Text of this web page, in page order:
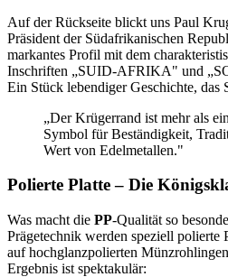
Auf der Rückseite blickt uns Paul
Präsident der Südafrikanischen
markantes Profil mit dem
Inschriften „SUID-AFRIKA" und
Ein Stück lebendiger Geschichte, das
„Der Krügerrand ist mehr als
Symbol für Beständigkeit,
Wert von Edelmetallen."
Polierte Platte – Die
Was macht die PP-Qualität so
Prägetechnik werden speziell polierte
auf hochglanzpolierten
Ergebnis ist spektakulär: